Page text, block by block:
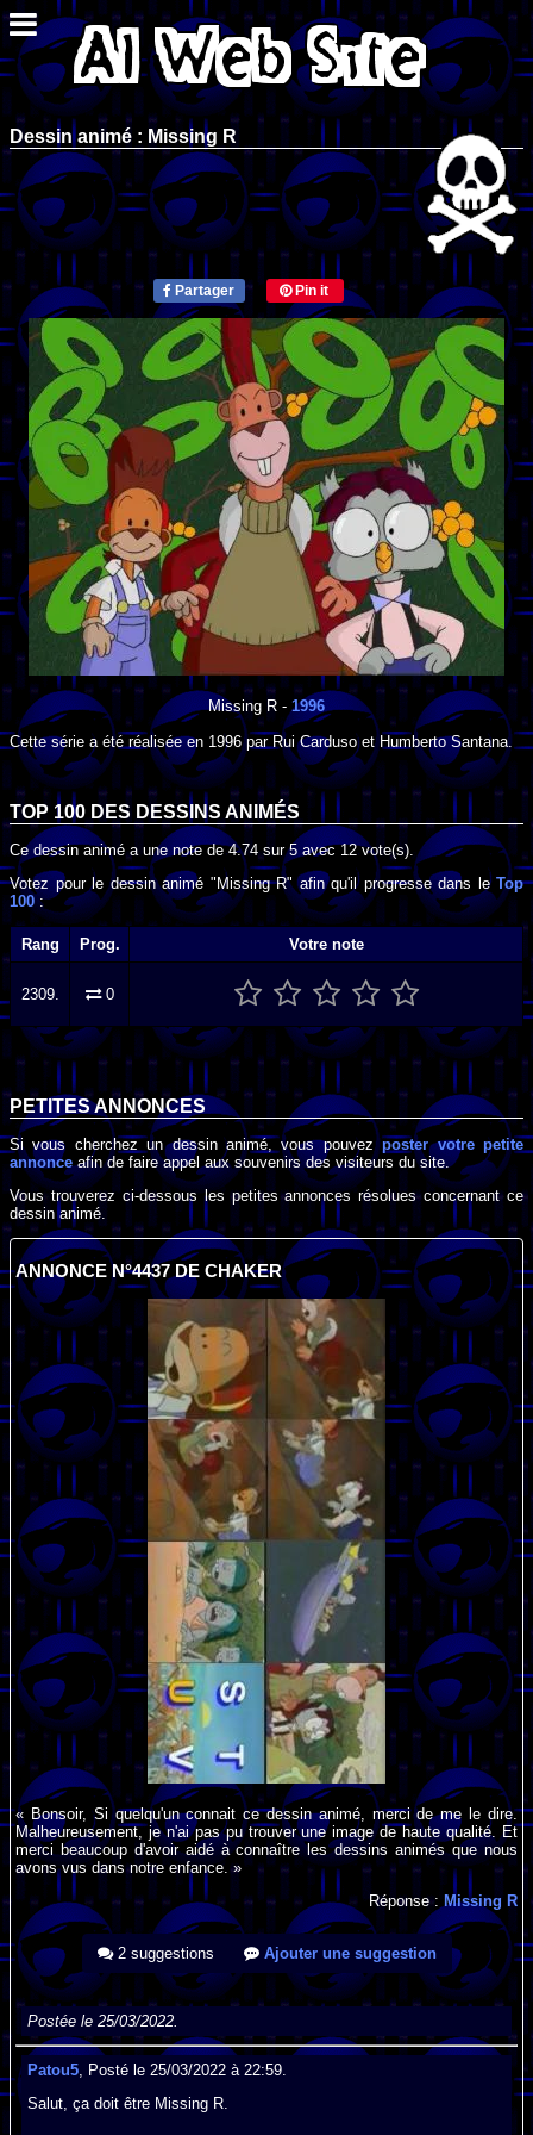
Dessin animé : Missing R
Partager Pin it
Missing R - 1996
Cette série a été réalisée en 1996par Rui Cardusoet Humberto Santana.
TOP 100 DES DESSINS ANIMÉS
Ce dessin animé a une note de4.74 sur5 avec12vote(s).
Votez pour le dessin animé "Missing R" afin qu'il progresse dans le Top
100:
Rang Prog. Votre note
2309. 0
PETITES ANNONCES
Si vous cherchez un dessin animé, vous pouvezposter votre petite
annonceafin de faire appel aux souvenirs des visiteurs du site.
Vous trouverez ci-dessous les petites annonces résolues concernant ce
dessin animé.
ANNONCE N°4437 DE CHAKER
« Bonsoir, Si quelqu'un connait ce dessin animé, merci de me le dire.
Malheureusement, je n'ai pas pu trouver une image de haute qualité. Et
merci beaucoup d'avoir aidé à connaître les dessins animés que nous
avons vus dans notre enfance. »
Réponse : Missing R
2 suggestions Ajouter une suggestion
Postée le 25/03/2022.
Patou5 , Posté le 25/03/2022 à 22:59.
Salut, ça doit être Missing R.